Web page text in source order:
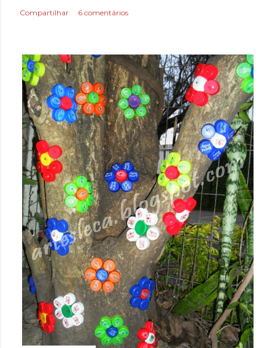
Compartilhar 6 comentários